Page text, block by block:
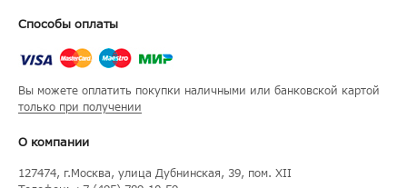
Способы оплаты
Вы можете оплатить покупки наличными или банковской картой
только при получении
О компании
127474, г.Москва, улица Дубнинская, 39, пом. XII